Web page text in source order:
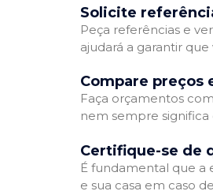
Solicite
Peça referências e
ajudará a garantir
Compare preços
Faça orçamentos
nem sempre
Certifique-se de
É fundamental que a
e sua casa em caso